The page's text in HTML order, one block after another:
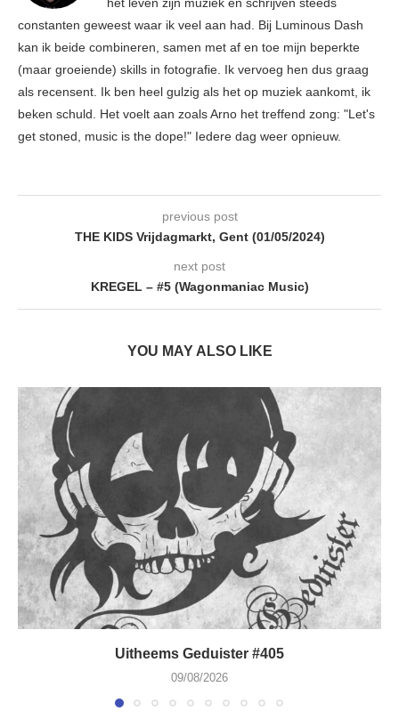
het leven zijn muziek en schrijven steeds
constanten geweest waar ik veel aan had. Bij Luminous Dash
kan ik beide combineren, samen met af en toe mijn beperkte
(maar groeiende) skills in fotografie. Ik vervoeg hen dus graag
als recensent. Ik ben heel gulzig als het op muziek aankomt, ik
beken schuld. Het voelt aan zoals Arno het treffend zong: "Let's
get stoned, music is the dope!" Iedere dag weer opnieuw.
previous post
THE KIDS Vrijdagmarkt, Gent (01/05/2024)
next post
KREGEL – #5 (Wagonmaniac Music)
YOU MAY ALSO LIKE
Uitheems Geduister #405
09/08/2026